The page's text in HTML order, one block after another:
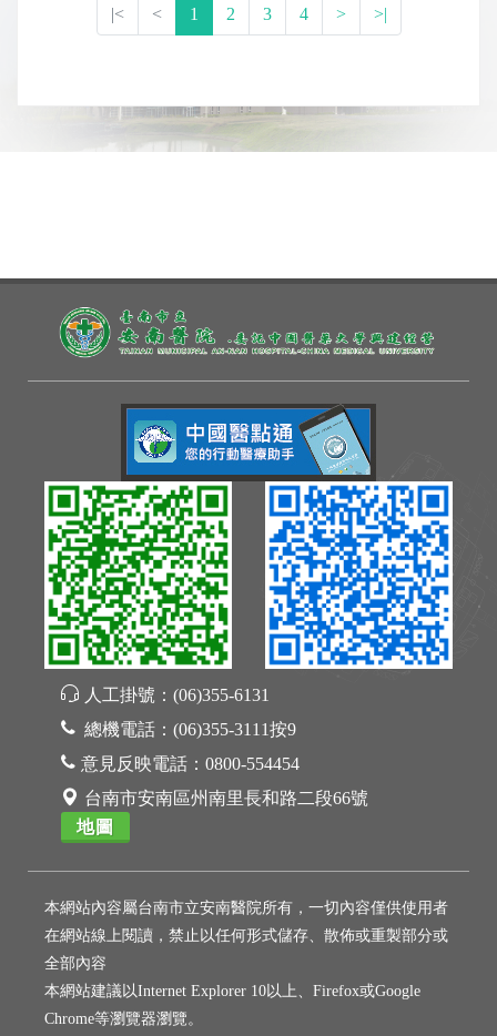
|< < 1 2 3 4 > >|
人工掛號： (06)355-6131
總機電話： (06)355-3111按9
意見反映電話： 0800-554454
台南市安南區州南里長和路二段66號
地圖
本網站內容屬台南市立安南醫院所有，一切內容僅供使用者
在網站線上閱讀，禁止以任何形式儲存、散佈或重製部分或
全部內容
本網站建議以Internet Explorer 10以上、Firefox或Google
Chrome等瀏覽器瀏覽。